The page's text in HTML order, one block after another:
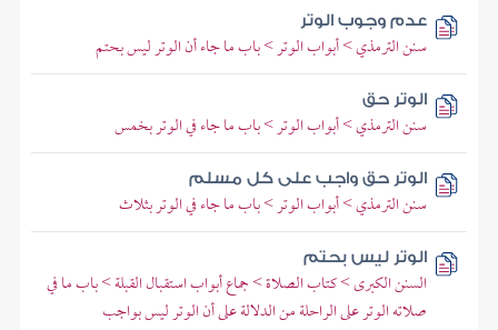
عدم وجوب الوتر
سنن الترمذي > أبواب الوتر > باب ما جاء أن الوتر ليس بحتم
الوتر حق
سنن الترمذي > أبواب الوتر > باب ما جاء في الوتر بخمس
الوتر حق واجب على كل مسلم
سنن الترمذي > أبواب الوتر > باب ما جاء في الوتر بثلاث
الوتر ليس بحتم
السنن الكبرى > كتاب الصلاة > جماع أبواب استقبال القبلة > باب ما في
صلاته الوتر على الراحلة من الدلالة على أن الوتر ليس بواجب